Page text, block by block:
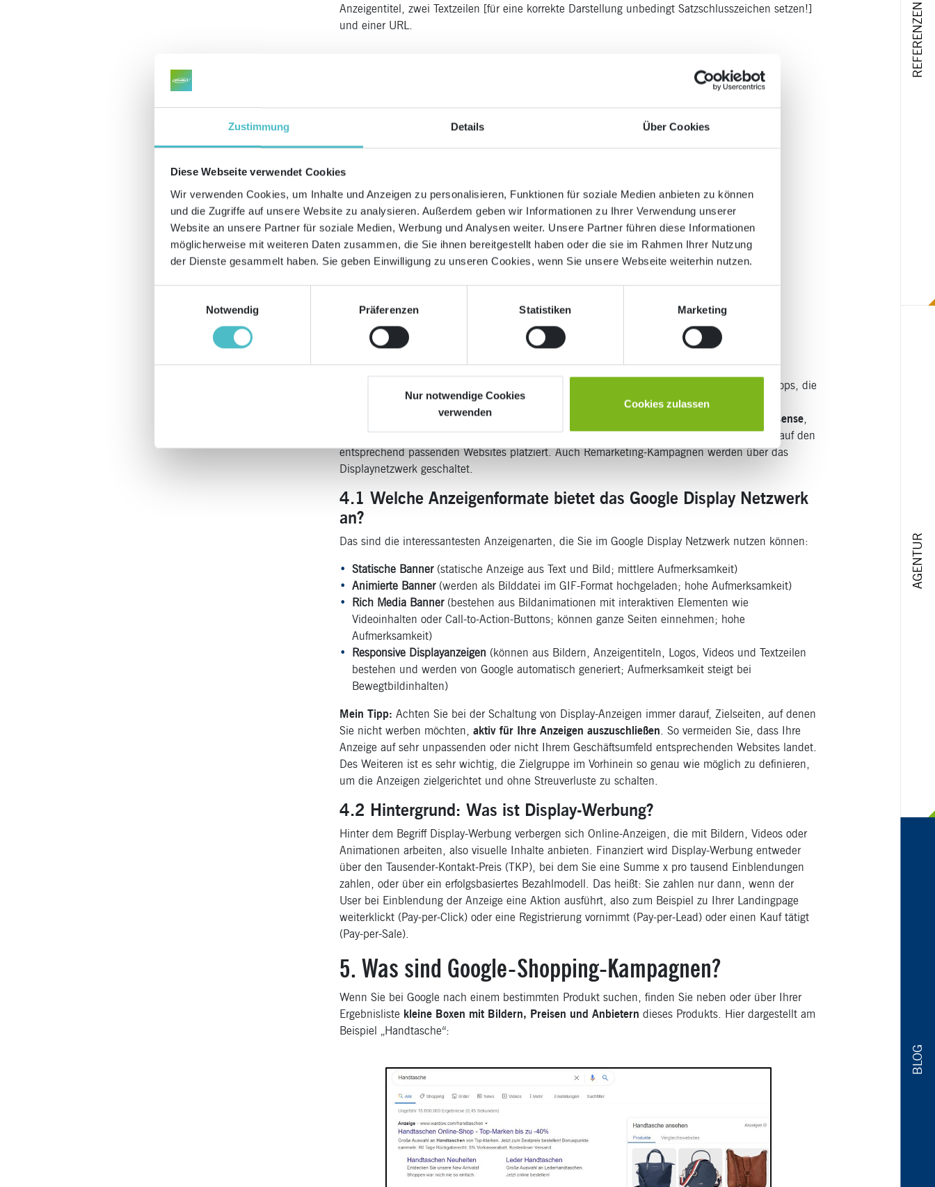
Zustimmung Details Über Cookies
Diese Webseite verwendet Cookies
Wir verwenden Cookies, um Inhalte und Anzeigen zu personalisieren, Funktionen für soziale Medien anbieten zu können
und die Zugriffe auf unsere Website zu analysieren. Außerdem geben wir Informationen zu Ihrer Verwendung unserer
Website an unsere Partner für soziale Medien, Werbung und Analysen weiter. Unsere Partner führen diese Informationen
möglicherweise mit weiteren Daten zusammen, die Sie ihnen bereitgestellt haben oder die sie im Rahmen Ihrer Nutzung
der Dienste gesammelt haben. Sie geben Einwilligung zu unseren Cookies, wenn Sie unsere Webseite weiterhin nutzen.
Notwendig
Präferenzen Statistiken Marketing
Nur notwendige Cookies
verwenden
Cookies zulassen
REFERENZEN
AGENTUR
BLOG
Anzeigentitel, zwei Textzeilen [für eine korrekte Darstellung unbedingt Satzschlusszeichen setzen!]
und einer URL.
4. Was ist das Google Display Netzwerk?
ist ein Zusammenschluss von Millionen von Websites und Shops, die
Werbeflächen zur Verfügung stellen. Die freien Plätze werden über Google Ads in einem
Wettbewerb versteigert. Die Ausspielung der Anzeigen erfolgt automatisiert über
Google Adsense,
ein Online-Dienst von Google, der die versteigerten Werbeanzeigen über einen Algorithmus auf den
entsprechend passenden Websites platziert. Auch Remarketing-Kampagnen werden über das
Displaynetzwerk geschaltet.
4.1 Welche Anzeigenformate bietet das Google Display Netzwerk
an?
Das sind die interessantesten Anzeigenarten, die Sie im Google Display Netzwerk nutzen können:
Statische Banner (statische Anzeige aus Text und Bild; mittlere Aufmerksamkeit)
Animierte Banner(werden als Bilddatei im GIF-Format hochgeladen; hohe Aufmerksamkeit)
Rich Media Banner(bestehen aus Bildanimationen mit interaktiven Elementen wie
Videoinhalten oder Call-to-Action-Buttons; können ganze Seiten einnehmen; hohe
Aufmerksamkeit)
Responsive Displayanzeigen (können aus Bildern, Anzeigentiteln, Logos, Videos und Textzeilen
bestehen und werden von Google automatisch generiert; Aufmerksamkeit steigt bei
Bewegtbildinhalten)
Mein Tipp: Achten Sie bei der Schaltung von Display-Anzeigen immer darauf, Zielseiten, auf denen
Sie nicht werben möchten, aktiv für Ihre Anzeigen auszuschließen. So vermeiden Sie, dass Ihre
Anzeige auf sehr unpassenden oder nicht Ihrem Geschäftsumfeld entsprechenden Websites landet.
Des Weiteren ist es sehr wichtig, die Zielgruppe im Vorhinein so genau wie möglich zu definieren,
um die Anzeigen zielgerichtet und ohne Streuverluste zu schalten.
4.2 Hintergrund: Was ist Display-Werbung?
Hinter dem Begriff Display-Werbung verbergen sich Online-Anzeigen, die mit Bildern, Videos oder
Animationen arbeiten, also visuelle Inhalte anbieten. Finanziert wird Display-Werbung entweder
über den Tausender-Kontakt-Preis (TKP), bei dem Sie eine Summe x pro tausend Einblendungen
zahlen, oder über ein erfolgsbasiertes Bezahlmodell. Das heißt: Sie zahlen nur dann, wenn der
User bei Einblendung der Anzeige eine Aktion ausführt, also zum Beispiel zu Ihrer Landingpage
weiterklickt (Pay-per-Click) oder eine Registrierung vornimmt (Pay-per-Lead) oder einen Kauf tätigt
(Pay-per-Sale).
5. Was sind Google-Shopping-Kampagnen?
Wenn Sie bei Google nach einem bestimmten Produkt suchen, finden Sie neben oder über Ihrer
Ergebnisliste kleine Boxen mit Bildern, Preisen und Anbietern dieses Produkts. Hier dargestellt am
Beispiel „Handtasche“: